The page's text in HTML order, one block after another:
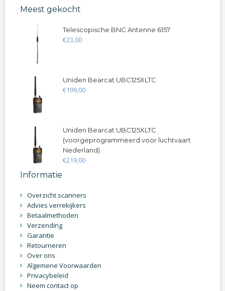
Meest gekocht
Telescopische BNC Antenne 6157
€23,00
Uniden Bearcat UBC125XLTC
€199,00
Uniden Bearcat UBC125XLTC
(voorgeprogrammeerd voor luchtvaart
Nederland)
€219,00
Informatie
Overzicht scanners
Advies verrekijkers
Betaalmethoden
Verzending
Garantie
Retourneren
Over ons
Algemene Voorwaarden
Privacybeleid
Neem contact op